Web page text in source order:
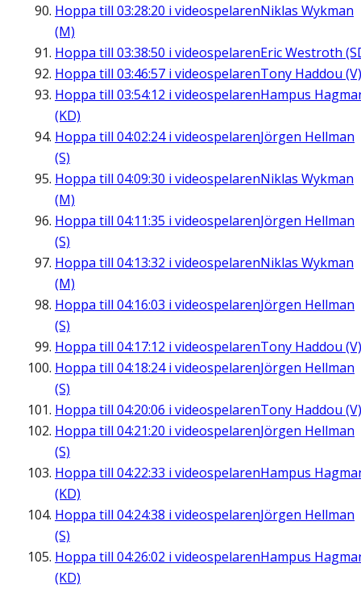
Hoppa till 03:28:20 i videospelarenNiklas Wykman
(M)
Hoppa till 03:38:50 i videospelarenEric Westroth
Hoppa till 03:46:57 i videospelarenTony Haddou (V)
Hoppa till 03:54:12 i videospelarenHampus
(KD)
Hoppa till 04:02:24i videospelarenJörgen Hellman
(S)
Hoppa till 04:09:30 i videospelarenNiklas Wykman
(M)
Hoppa till 04:11:35 i videospelarenJörgen Hellman
(S)
Hoppa till 04:13:32 i videospelarenNiklas Wykman
(M)
Hoppa till 04:16:03 i videospelarenJörgen Hellman
(S)
Hoppa till 04:17:12 i videospelarenTony Haddou (V)
Hoppa till 04:18:24i videospelarenJörgen Hellman
(S)
Hoppa till 04:20:06 i videospelarenTony Haddou (V)
Hoppa till 04:21:20 i videospelarenJörgen Hellman
(S)
Hoppa till 04:22:33 i videospelarenHampus
(KD)
Hoppa till 04:24:38 i videospelarenJörgen Hellman
(S)
Hoppa till 04:26:02 i videospelarenHampus
(KD)